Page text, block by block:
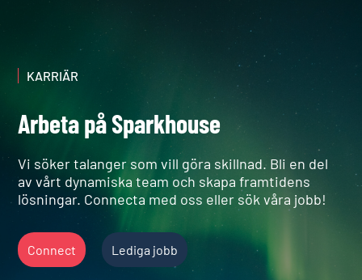
KARRIÄR
Arbeta på Sparkhouse
Vi söker talanger som vill göra skillnad. Bli en del
av vårt dynamiska team och skapa framtidens
lösningar. Connecta med oss eller sök våra jobb!
Connect Lediga jobb